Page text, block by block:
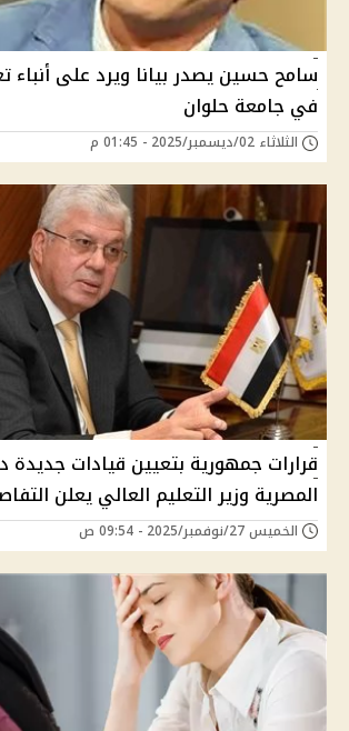
سامح حسين يصدر بيانا ويرد على أنباء
في جامعة حلوان
الثلاثاء 02/ديسمبر/2025 - 01:45 م
قرارات جمهورية بتعيين قيادات جديدة
المصرية وزير التعليم العالي يعلن
الخميس 27/نوفمبر/2025 - 09:54 ص